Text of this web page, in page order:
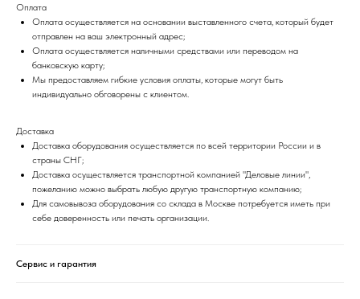
Оплата
Оплата осуществляется на основании выставленного счета, который будет
отправлен на ваш электронный адрес;
Оплата осуществляется наличными средствами или переводом на
банковскую карту;
Мы предоставляем гибкие условия оплаты, которые могут быть
индивидуально обговорены с клиентом.
Доставка
Доставка оборудования осуществляется по всей территории России и в
страны СНГ;
Доставка осуществляется транспортной компанией "Деловые линии",
пожеланию можно выбрать любую другую транспортную компанию;
Для самовывоза оборудования со склада в Москве потребуется иметь при
себе доверенность или печать организации.
Сервис и гарантия